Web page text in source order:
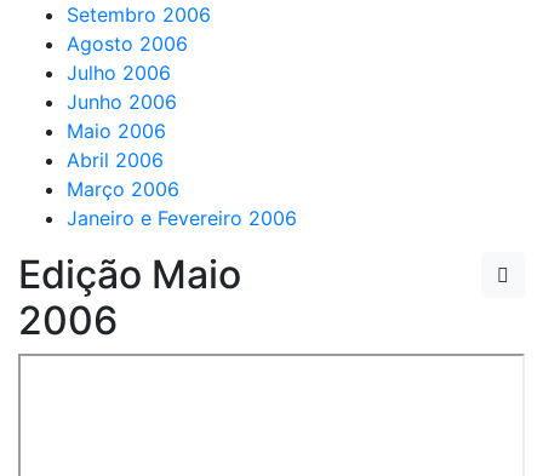
Setembro 2006
Agosto 2006
Julho 2006
Junho 2006
Maio 2006
Abril 2006
Março 2006
Janeiro e Fevereiro 2006
Edição Maio
2006